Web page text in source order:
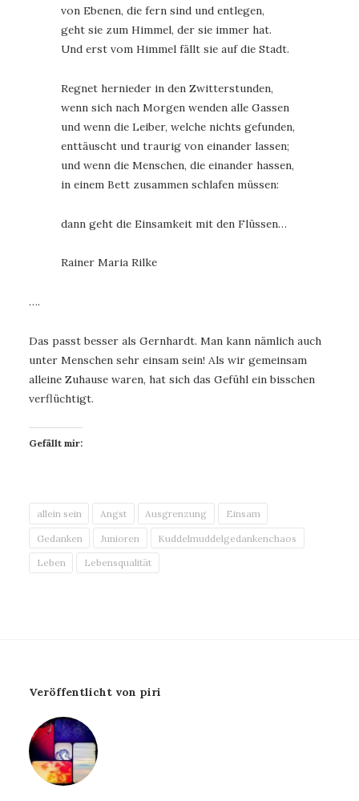
von Ebenen, die fern sind und entlegen,
geht sie zum Himmel, der sie immer hat.
Und erst vom Himmel fällt sie auf die Stadt.
Regnet hernieder in den Zwitterstunden,
wenn sich nach Morgen wenden alle Gassen
und wenn die Leiber, welche nichts gefunden,
enttäuscht und traurig von einander lassen;
und wenn die Menschen, die einander hassen,
in einem Bett zusammen schlafen müssen:
dann geht die Einsamkeit mit den Flüssen…
Rainer Maria Rilke
….
Das passt besser als Gernhardt. Man kann nämlich auch
unter Menschen sehr einsam sein! Als wir gemeinsam
alleine Zuhause waren, hat sich das Gefühl ein bisschen
verflüchtigt.
Gefällt mir:
allein sein Angst Ausgrenzung Einsam
Gedanken Junioren Kuddelmuddelgedankenchaos
Leben Lebensqualität
Veröffentlicht von piri